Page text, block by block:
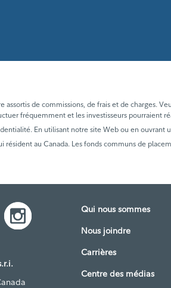
de commissions, de frais et de charges.
fréquemment et les investisseurs pourraient
En utilisant notre site Web ou en ouvrant
résident au Canada. Les fonds communs de
Qui nous sommes
Nous joindre
Carrières
Centre des médias